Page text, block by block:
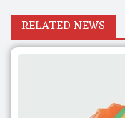
RELATED NEWS